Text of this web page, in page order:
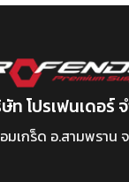
ท โปรเฟนเดอร์
เกร็ด อ.สามพราน